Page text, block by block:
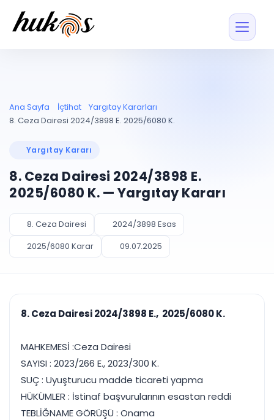
Entegrasyonu
UYAP ile otomatik
UYAP Evrak
Entegrasyonu
UETS Entegrasyonu
Tebligatları anında
Müvekkil ve taraf
Vekalet
PLANLAMA & TAKİP
Pano ve Takip
Duruşma ve görev
takvimi
Bildirim
takibi
Tek panelde uçtan uca yönetim
UYAP & UETS entegrasyonundan finansa, hepsi bir arada.
Tüm özellikleri inceleyin
Blog
Ücretsiz Başlayın Giriş Yap
Ana Sayfa İçtihat
Yargıtay Kararları
8. Ceza Dairesi 2024/3898 E. 2025/6080 K.
Yargıtay Kararı
8. Ceza Dairesi 2024/3898 E.
2025/6080 K. — Yargıtay Kararı
8. Ceza Dairesi
2024/3898 Esas
2025/6080 Karar
09.07.2025
8. Ceza Dairesi 2024/3898 E., 2025/6080 K.
MAHKEMESİ :Ceza Dairesi
SAYISI : 2023/266 E., 2023/300 K.
SUÇ : Uyuşturucu madde ticareti yapma
HÜKÜMLER : İstinaf başvurularının esastan reddi
TEBLİĞNAME GÖRÜŞÜ : Onama